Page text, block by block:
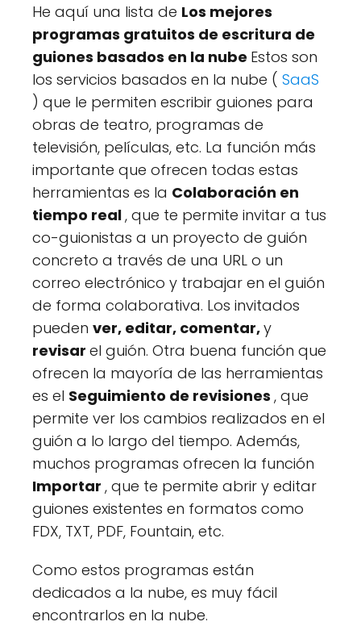
He aquí una lista de Los mejores
programas gratuitos de escritura de
guiones basados en la nube Estos son
los servicios basados en la nube ( SaaS
) que le permiten escribir guiones para
obras de teatro, programas de
televisión, películas, etc. La función más
importante que ofrecen todas estas
herramientas es la Colaboración en
tiempo real, que te permite invitar a tus
co-guionistas a un proyecto de guión
concreto a través de una URL o un
correo electrónico y trabajar en el guión
de forma colaborativa. Los invitados
pueden ver, editar, comentar,y
revisar el guión. Otra buena función que
ofrecen la mayoría de las herramientas
es el Seguimiento de revisiones , que
permite ver los cambios realizados en el
guión a lo largo del tiempo. Además,
muchos programas ofrecen la función
Importar , que te permite abrir y editar
guiones existentes en formatos como
FDX, TXT, PDF, Fountain, etc.
Como estos programas están
dedicados a la nube, es muy fácil
encontrarlos en la nube.